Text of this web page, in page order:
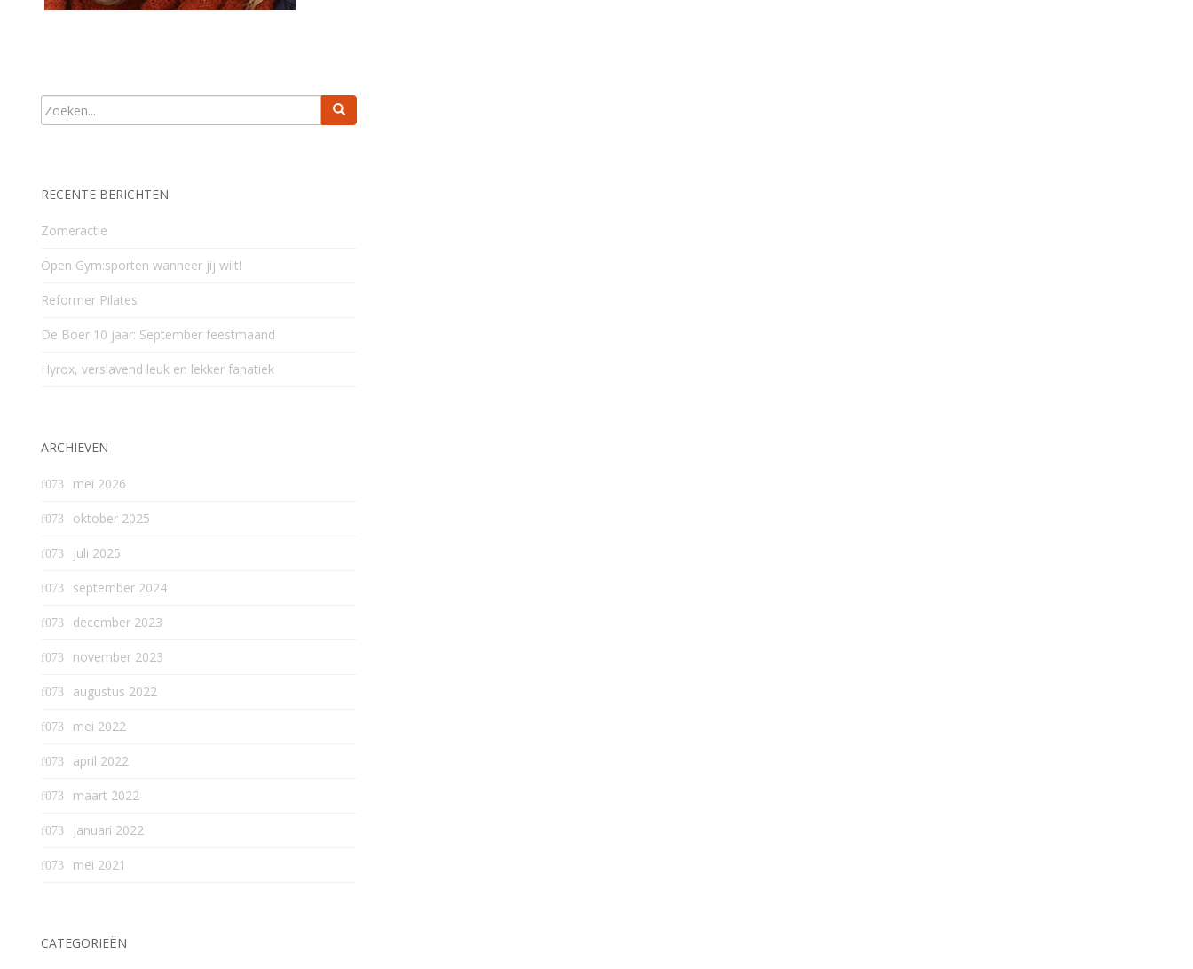
RECENTE BERICHTEN
Zomeractie
Open Gym:sporten wanneer jij wilt!
Reformer Pilates
De Boer 10 jaar: September feestmaand
Hyrox, verslavend leuk en lekker fanatiek
ARCHIEVEN
mei 2026
oktober 2025
juli 2025
september 2024
december 2023
november 2023
augustus 2022
mei 2022
april 2022
maart 2022
januari 2022
mei 2021
CATEGORIEËN